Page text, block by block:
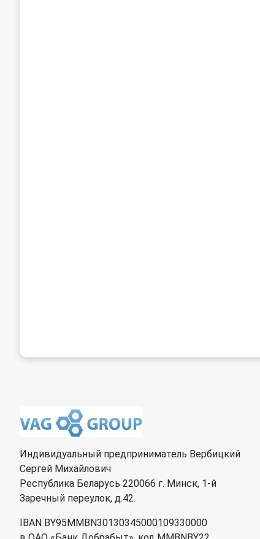
Индивидуальный предприниматель Вербицкий
Сергей Михайлович
Республика Беларусь 220066 г. Минск, 1-й
Заречный переулок, д.42.
IBAN BY95MMBN30130345000109330000